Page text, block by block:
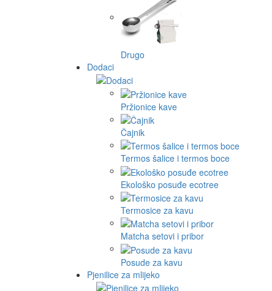
Drugo
Dodaci
Pržionice kave
Čajnik
Termos šalice i termos boce
Ekološko posuđe ecotree
Termosice za kavu
Matcha setovi i pribor
Posude za kavu
Pjenilice za mlijeko